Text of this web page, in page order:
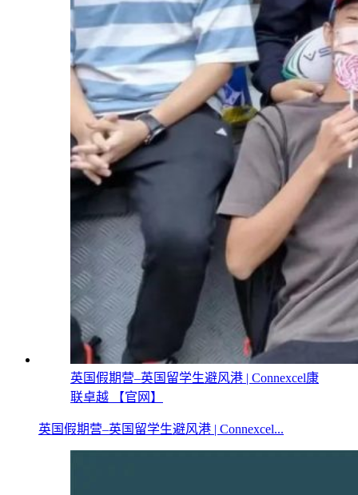
英国假期营–英国留学生避风港 | Connexcel康
联卓越 【官网】
英国假期营–英国留学生避风港 | Connexcel...